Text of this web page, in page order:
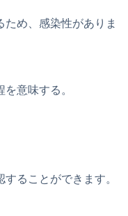
め、感染性がありま
意味する。
ることができます。